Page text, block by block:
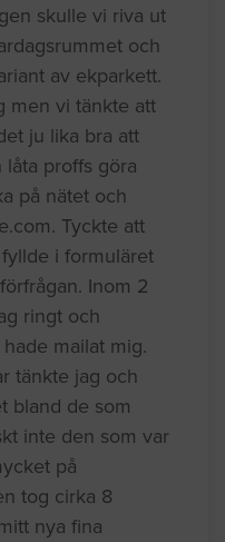
skulle vi riva ut
och
av ekparkett.
men vi tänkte att
ju lika bra att
låta proffs göra
på nätet och
Tyckte att
i formuläret
Inom 2
ringt och
mailat mig.
tänkte jag och
bland de som
inte den som var
på
tog cirka 8
nya fina